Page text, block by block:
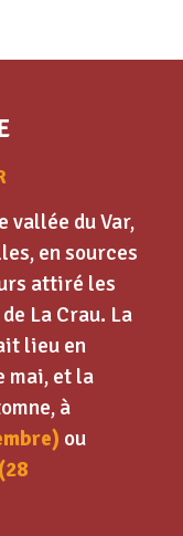
vallée du Var,
en sources
attiré les
La Crau. La
lieu en
mai, et la
à
ou